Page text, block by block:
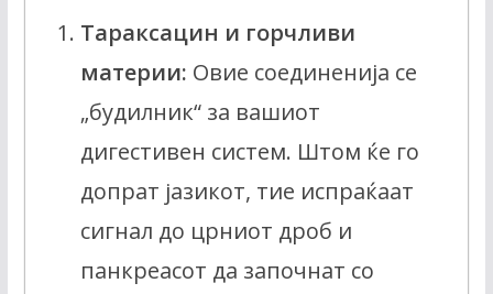
Тараксацин и горчливи
материи: Овие соединенија се
„будилник“ за вашиот
дигестивен систем. Штом ќе го
допрат јазикот, тие испраќаат
сигнал до црниот дроб и
панкреасот да започнат со